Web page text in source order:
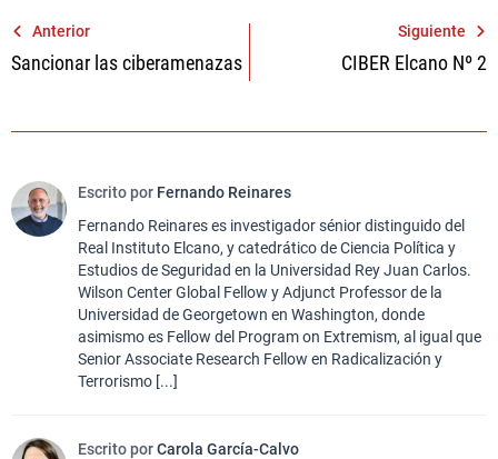
Navegación
de
Anterior
Sancionar las ciberamenazas
Siguiente
CIBER Elcano Nº 2
Escrito por Fernando Reinares
Fernando Reinares es investigador sénior distinguido del
Real Instituto Elcano, y catedrático de Ciencia Política y
Estudios de Seguridad en la Universidad Rey Juan Carlos.
Wilson Center Global Fellow y Adjunct Professor de la
Universidad de Georgetown en Washington, donde
asimismo es Fellow del Program on Extremism, al igual que
Senior Associate Research Fellow en Radicalización y
Terrorismo [...]
Escrito porCarola García-Calvo